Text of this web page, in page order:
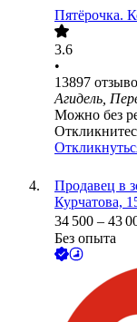
Пятёрочка.
3.6
•
13897
Агидель,
Можно без
Продавец в
Курчатова,
34 500 – 43
Без опыта